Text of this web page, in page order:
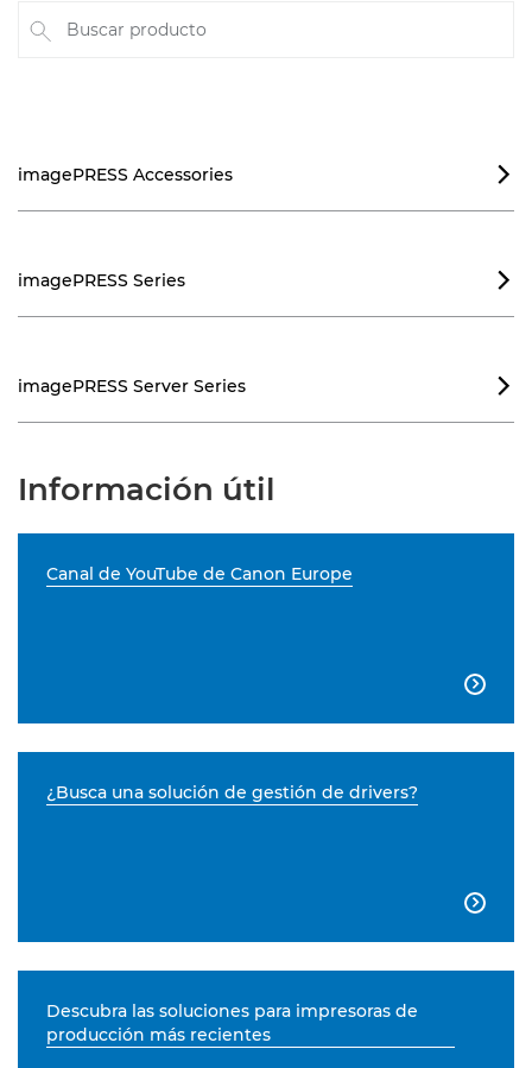
Buscar producto
imagePRESS Accessories 
imagePRESS Series 
imagePRESS Server Series 
Información útil
Canal de YouTube de Canon Europe

¿Busca una solución de gestión de drivers?

Descubra las soluciones para impresoras de
producción más recientes